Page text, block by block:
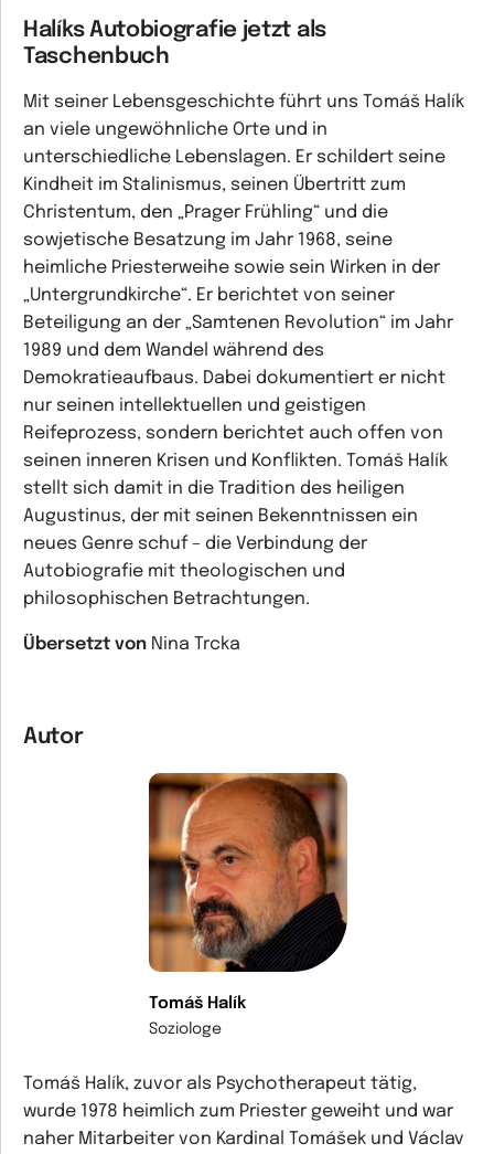
Halíks Autobiografie jetzt als
Taschenbuch
Mit seiner Lebensgeschichte führt uns Tomáš Halík
an viele ungewöhnliche Orte und in
unterschiedliche Lebenslagen. Er schildert seine
Kindheit im Stalinismus, seinen Übertritt zum
Christentum, den „Prager Frühling“ und die
sowjetische Besatzung im Jahr 1968, seine
heimliche Priesterweihe sowie sein Wirken in der
„Untergrundkirche“. Er berichtet von seiner
Beteiligung an der „Samtenen Revolution“ im Jahr
1989 und dem Wandel während des
Demokratieaufbaus. Dabei dokumentiert er nicht
nur seinen intellektuellen und geistigen
Reifeprozess, sondern berichtet auch offen von
seinen inneren Krisen und Konflikten. Tomáš Halík
stellt sich damit in die Tradition des heiligen
Augustinus, der mit seinen Bekenntnissen ein
neues Genre schuf – die Verbindung der
Autobiografie mit theologischen und
philosophischen Betrachtungen.
Übersetzt von Nina Trcka
Autor
Tomáš Halík
Soziologe
Tomáš Halík, zuvor als Psychotherapeut tätig,
wurde 1978 heimlich zum Priester geweiht und war
naher Mitarbeiter von Kardinal Tomášek und Václav